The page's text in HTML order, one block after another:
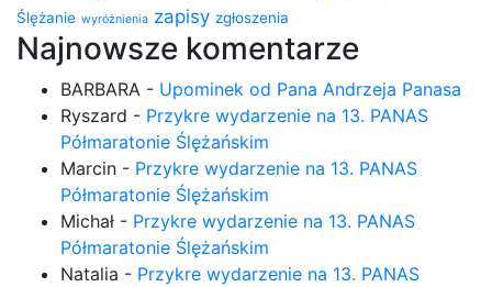
Ślężanie wyróżnienia zapisy zgłoszenia
Najnowsze komentarze
BARBARA - Upominek od Pana Andrzeja Panasa
Ryszard - Przykre wydarzenie na 13. PANAS
Półmaratonie Ślężańskim
Marcin - Przykre wydarzenie na 13. PANAS
Półmaratonie Ślężańskim
Michał - Przykre wydarzenie na 13. PANAS
Półmaratonie Ślężańskim
Natalia - Przykre wydarzenie na 13. PANAS